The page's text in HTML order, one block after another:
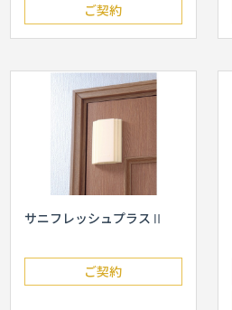
ご契約
サニフレッシュプラスⅡ
ご契約